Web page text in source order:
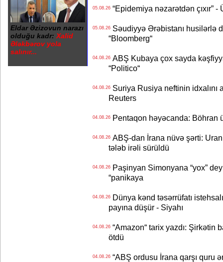
Eldar Əzizovun narazı
olduğu kadr: Xalid
Ələkbərov yola
salınır...
05.08.26“Epidemiya nəzarətdən çıxır” -
05.08.26Səudiyyə Ərəbistanı husilərlə
“Bloomberg“
04.08.26ABŞ Kubaya çox sayda
“Politico“
04.08.26Suriya Rusiya neftinin idxalını
Reuters
04.08.26Pentaqon həyəcanda: Böhran
04.08.26ABŞ-dan İrana nüvə şərti: Uran
tələb irəli sürüldü
04.08.26Paşinyan Simonyana “yox”
“panikaya
04.08.26Dünya kənd təsərrüfatı
payına düşür - Siyahı
04.08.26“Amazon“ tarix yazdı: Şirkətin
ötdü
04.08.26“ABŞ ordusu İrana qarşı quru